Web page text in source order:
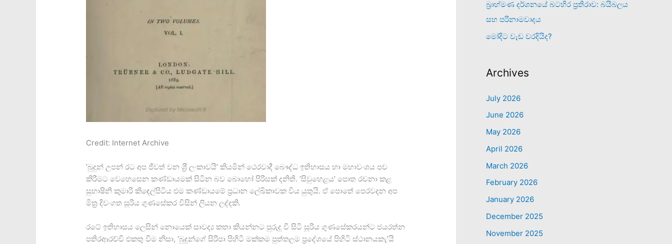
Credit: Internet Archive
‘බුදුන් උපන් රට අප ජීවත් වන ශ‍්‍රී ලංකාවයි’ කියමින් ථෙරවාදී බෞද්ධ ඉතිහාසය හා මහාවංශය පච
කිරීමට වෙහෙසෙන කණ්ඩායමක් සිටින බව බොහෝ පිරිසක් දනිති. ‘සිවුහෙළය’ පොත රචනා කළ
සුභාෂිනී කුමාරි කිඳෙල්පිටිය එම කණ්ඩායමේ ප‍්‍රධාන ලේඛිකාවක විය යුතුයි. ඒ පොතේ පෙරවදන අප
මිත‍්‍ර දිවංගත සූරිය ගුණසේකර විසින් ලියන ලද්දකි.
රටේ ඉතිහාසය ලෙසින් නොයෙක් සාවද්‍ය කතා කියන්නට පුරුදු වී සිටි සූරිය ගුණසේකරයන්ට ජයරත්න
පතිරආරච්චි එකතු වීම නිසා, ‘බුදුන්ගේ සිරිපා පිහිටි මක්කම පුත්තලම ප‍්‍රදේශයේ පිහිටි ස්ථානයකැ’යි
බ්‍රාහ්මණ දර්ශනයේ බටහිර ප්‍රතිරාව: බයිබලය
සහ පරිනාමවාදය
මෝදිට වැඩ වරදියිද?
Archives
July 2026
June 2026
May 2026
April 2026
March 2026
February 2026
January 2026
December 2025
November 2025